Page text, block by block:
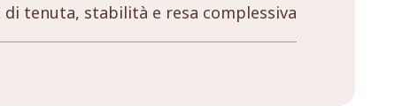
di tenuta, stabilità e resa complessiva